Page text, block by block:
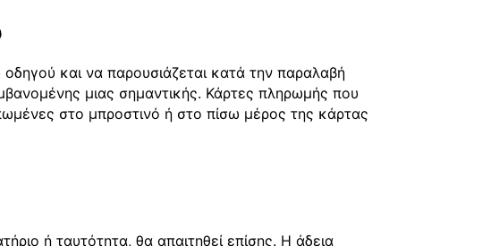
και να παρουσιάζεται κατά την παραλαβή
μιας σημαντικής. Κάρτες πληρωμής που
στο μπροστινό ή στο πίσω μέρος της κάρτας
ή ταυτότητα, θα απαιτηθεί επίσης. Η άδεια